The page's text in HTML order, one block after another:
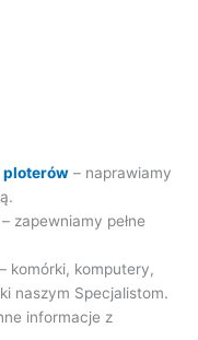
ploterów – naprawiamy
– zapewniamy pełne
– komórki, komputery,
naszym Specjalistom.
informacje z